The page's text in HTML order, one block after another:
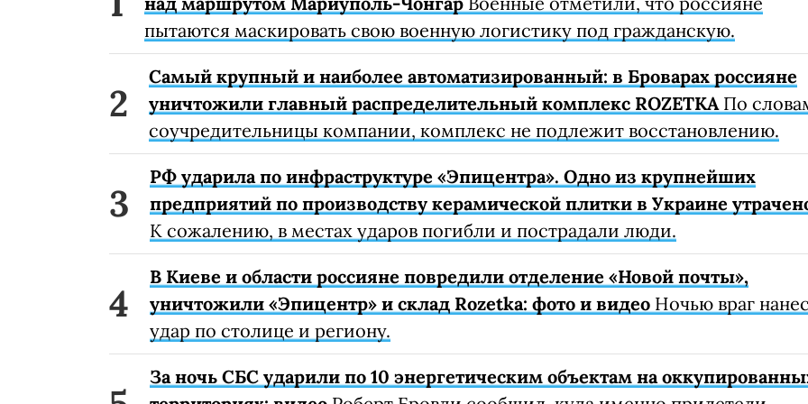
пытаются маскировать свою военную логистику под гражданскую.
Самый крупный и наиболее автоматизированный: в Броварах россияне
уничтожили главный распределительный комплекс ROZETKAПо
соучредительницы компании, комплекс не подлежит восстановлению.
РФ ударила по инфраструктуре «Эпицентра». Одно из крупнейших
предприятий по производству керамической плитки в Украине
К сожалению, в местах ударов погибли и пострадали люди.
В Киеве и области россияне повредили отделение «Новой почты»,
уничтожили «Эпицентр» и склад Rozetka: фото и видео Ночью враг нанес
удар по столице и региону.
За ночь СБС ударили по 10 энергетическим объектам на